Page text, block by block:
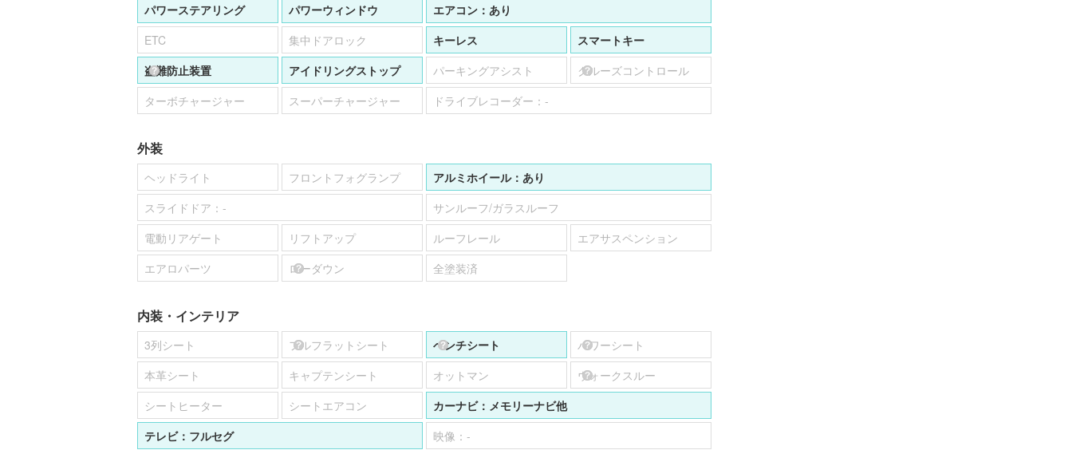
パワーステアリング パワーウィンドウ エアコン： あり
ETC
集中ドアロック キーレス
スマートキー
盗難防止装置
アイドリングストップ パーキングアシスト
クルーズコントロール
ターボチャージャー
スーパーチャージャー ドライブレコーダー： -
外装
ヘッドライト フロントフォグランプ アルミホイール： あり
スライドドア： -
サンルーフ/ガラスルーフ
電動リアゲート
リフトアップ ルーフレール
エアサスペンション
エアロパーツ
ローダウン 全塗装済
内装・インテリア
3列シート フルフラットシート ベンチシート
パワーシート
本革シート
キャプテンシート オットマン
ウォークスルー
シートヒーター
シートエアコン カーナビ： メモリーナビ他
テレビ： フルセグ 映像： -